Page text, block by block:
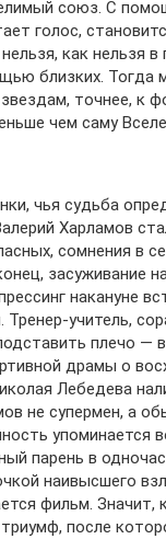
союз. С
голос,
как нельзя в
близких. Тогда
точнее, к
чем саму
чья судьба
Харламов
сомнения в
засуживание
накануне
учитель,
плечо —
драмы о
Лебедева
не супермен, а
упоминается
парень в
наивысшего
фильм. Значит,
после